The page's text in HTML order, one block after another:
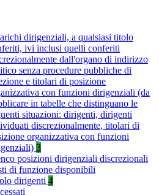
dirigenziali, a qualsiasi titolo
ivi inclusi quelli conferiti
dall'organo di indirizzo
senza procedure pubbliche di
e titolari di posizione
con funzioni dirigenziali (da
in tabelle che distinguano le
situazioni: dirigenti, dirigenti
discrezionalmente, titolari di
organizzativa con funzioni
3
posizioni dirigenziali discrezionali
di funzione disponibili
dirigenti 4